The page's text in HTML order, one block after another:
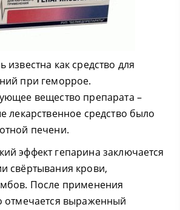
известна как средство для
при геморрое.
вещество препарата –
лекарственное средство было
печени.
эффект гепарина заключается
свёртывания крови,
После применения
отмечается выраженный